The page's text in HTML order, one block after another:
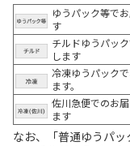
ゆうパック等で
す
チルドゆうパッ
します
冷凍ゆうパック
ます。
佐川急便でのお
ます
なお、「普通ゆうパ